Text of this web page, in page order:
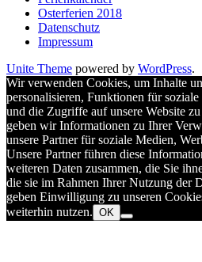
Osterferien 2018
Datenschutz
Impressum
Unite Theme powered by WordPress.
Wir verwenden Cookies, um Inhalte
personalisieren, Funktionen für
und die Zugriffe auf unsere Website
geben wir Informationen zu Ihrer
unsere Partner für soziale Medien,
Unsere Partner führen diese
weiteren Daten zusammen, die Sie
die sie im Rahmen Ihrer Nutzung der
geben Einwilligung zu unseren
weiterhin nutzen. OK